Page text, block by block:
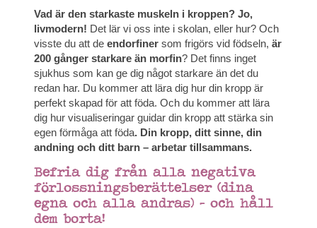
Vad är den starkaste muskeln i kroppen? Jo,
livmodern! Det lär vi oss inte i skolan, eller hur? Och
visste du att deendorfiner som frigörs vid födseln, är
200 gånger starkare än morfin? Det finns inget
sjukhus som kan ge dig något starkare än det du
redan har. Du kommer att lära dig hur din kropp är
perfekt skapad för att föda. Och du kommer att lära
dig hur visualiseringar guidar din kropp att stärka sin
egen förmåga att föda. Din kropp, ditt sinne, din
andning och ditt barn – arbetar tillsammans.
Befria dig från alla negativa
förlossningsberättelser (dina
egna och alla andras) – och håll
dem borta!